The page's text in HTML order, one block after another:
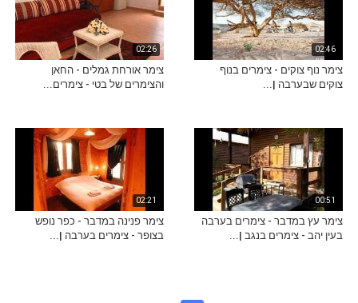
02:46
צימר נוף צוקים - צימרים בנוף
צוקים שבערבה |...
02:26
צימר אורחת גמלים - החאן
והצימרים של בטי - צימרים...
00:51
צימר עץ במדבר - צימרים בערבה
בעין יהב - צימרים בנגב |...
02:21
צימר פנינה במדבר - כפר נופש
בצופר - צימרים בערבה |...